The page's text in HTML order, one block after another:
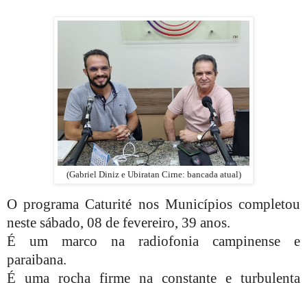
(Gabriel Diniz e Ubiratan Cirne: bancada atual)
O programa Caturité nos Municípios completou
neste sábado, 08 de fevereiro, 39 anos.
É um marco na radiofonia campinense e
paraibana.
É uma rocha firme na constante e turbulenta